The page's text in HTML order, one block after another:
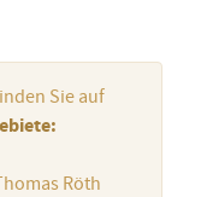
Sie auf
Röth